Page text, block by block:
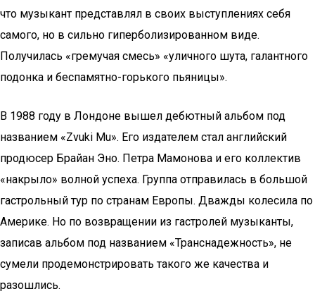
что музыкант представлял в своих выступлениях себя
самого, но в сильно гиперболизированном виде.
Получилась «гремучая смесь» «уличного шута, галантного
подонка и беспамятно-горького пьяницы».
В 1988 году в Лондоне вышел дебютный альбом под
названием «Zvuki Mu». Его издателем стал английский
продюсер Брайан Эно. Петра Мамонова и его коллектив
«накрыло» волной успеха. Группа отправилась в большой
гастрольный тур по странам Европы. Дважды колесила по
Америке. Но по возвращении из гастролей музыканты,
записав альбом под названием «Транснадежность», не
сумели продемонстрировать такого же качества и
разошлись.